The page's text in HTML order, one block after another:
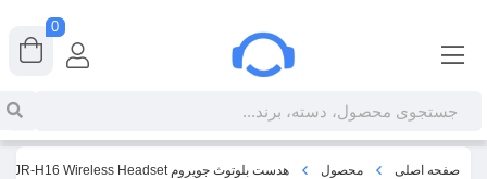
صفحه اصلی محصول هدست بلوتوث جویروم Joyroom JR-H16 Wireless Headset
0